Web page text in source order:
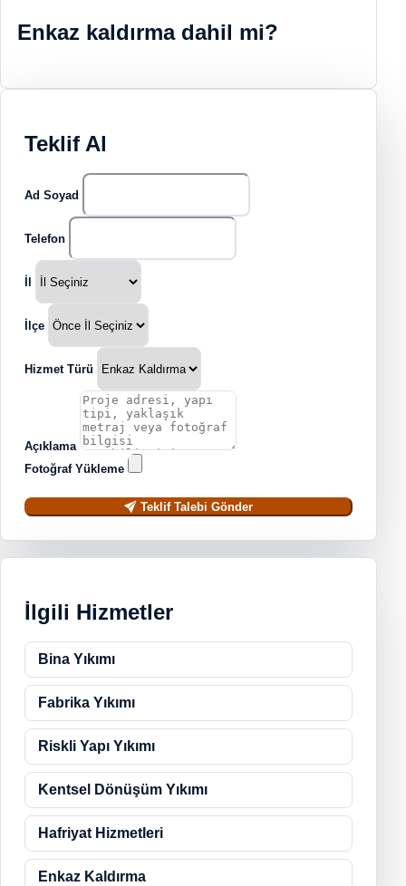
Enkaz kaldırma dahil mi?
Teklif Al
Ad Soyad
Telefon
İl
İlçe
Hizmet Türü
Açıklama
Fotoğraf Yükleme
Teklif Talebi Gönder
İlgili Hizmetler
Bina Yıkımı
Fabrika Yıkımı
Riskli Yapı Yıkımı
Kentsel Dönüşüm Yıkımı
Hafriyat Hizmetleri
Enkaz Kaldırma